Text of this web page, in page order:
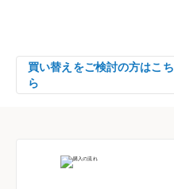
買い替えをご検討の方はこち
ら